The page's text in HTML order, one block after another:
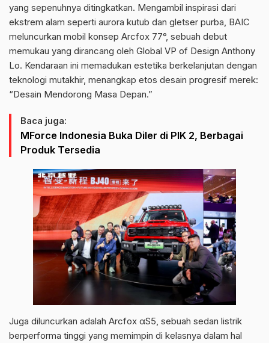
yang sepenuhnya ditingkatkan. Mengambil inspirasi dari
ekstrem alam seperti aurora kutub dan gletser purba, BAIC
meluncurkan mobil konsep Arcfox 77°, sebuah debut
memukau yang dirancang oleh Global VP of Design Anthony
Lo. Kendaraan ini memadukan estetika berkelanjutan dengan
teknologi mutakhir, menangkap etos desain progresif merek:
“Desain Mendorong Masa Depan.”
Baca juga:
MForce Indonesia Buka Diler di PIK 2, Berbagai
Produk Tersedia
Juga diluncurkan adalah Arcfox αS5, sebuah sedan listrik
berperforma tinggi yang memimpin di kelasnya dalam hal